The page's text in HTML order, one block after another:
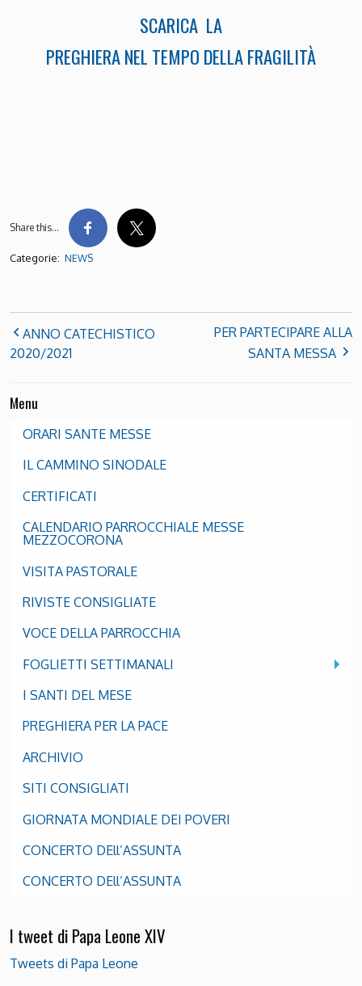
SCARICA LA
PREGHIERA NEL TEMPO DELLA FRAGILITÀ
Share this…
Categorie: NEWS
ANNO CATECHISTICO
2020/2021
PER PARTECIPARE ALLA
SANTA MESSA
Menu
ORARI SANTE MESSE
IL CAMMINO SINODALE
CERTIFICATI
CALENDARIO PARROCCHIALE MESSE
MEZZOCORONA
VISITA PASTORALE
RIVISTE CONSIGLIATE
VOCE DELLA PARROCCHIA
FOGLIETTI SETTIMANALI
I SANTI DEL MESE
PREGHIERA PER LA PACE
ARCHIVIO
SITI CONSIGLIATI
GIORNATA MONDIALE DEI POVERI
CONCERTO DEll’ASSUNTA
CONCERTO DEll’ASSUNTA
I tweet di Papa Leone XIV
Tweets di Papa Leone